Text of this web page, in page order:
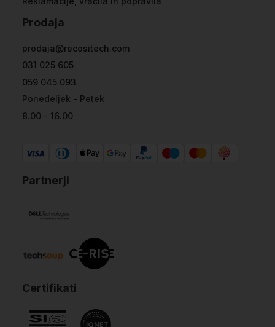
Prodaja
prodaja@recositech.com
031 025 605
059 045 093
Ponedeljek - Petek
8.00 - 16.00
Partnerji
Certifikati